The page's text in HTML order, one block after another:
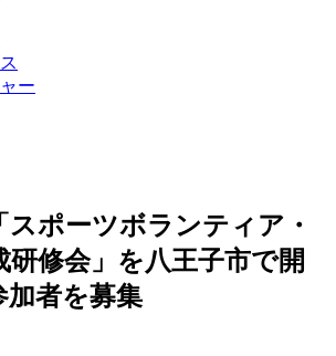
ー
スポーツボランティア・
研修会」を八王子市で開
加者を募集